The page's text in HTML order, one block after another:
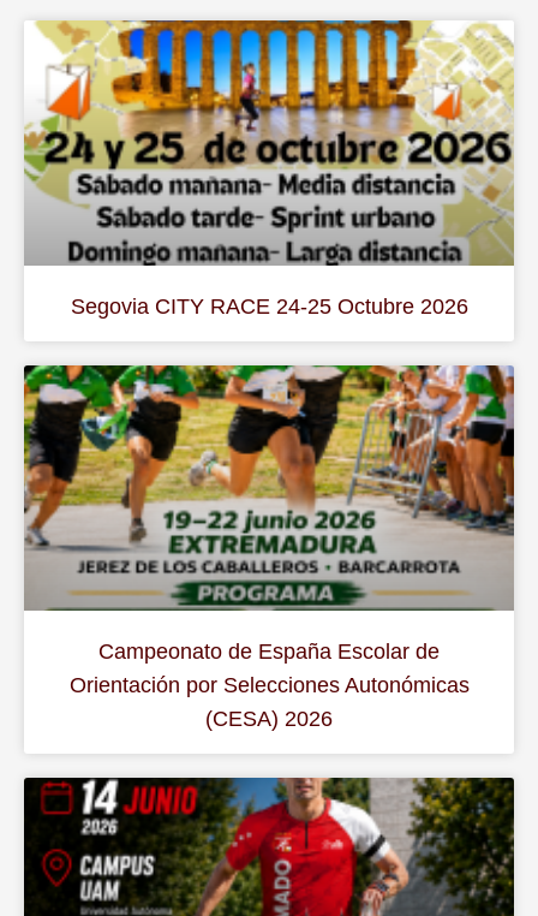
Segovia CITY RACE 24-25 Octubre 2026
Campeonato de España Escolar de
Orientación por Selecciones Autonómicas
(CESA) 2026